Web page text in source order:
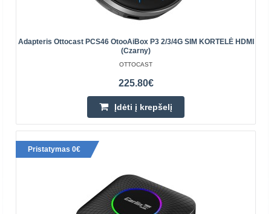
Įdėti į krepšelį
Pridėti prie pageidavimų sąrašo
Adapteris Ottocast PCS46 OtooAiBox P3 2/3/4G SIM KORTELĖ HDMI
(Czarny)
OTTOCAST
225.80€
Įdėti į krepšelį
Pristatymas 0€